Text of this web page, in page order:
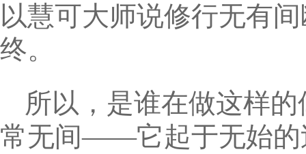
以慧可大师说修行无有
终。
所以，是谁在做这样
常无间——它起于无始的